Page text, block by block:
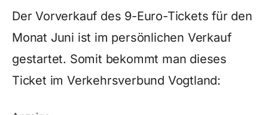
Der Vorverkauf des 9-Euro-Tickets für den
Monat Juni ist im persönlichen Verkauf
gestartet. Somit bekommt man dieses
Ticket im Verkehrsverbund Vogtland: